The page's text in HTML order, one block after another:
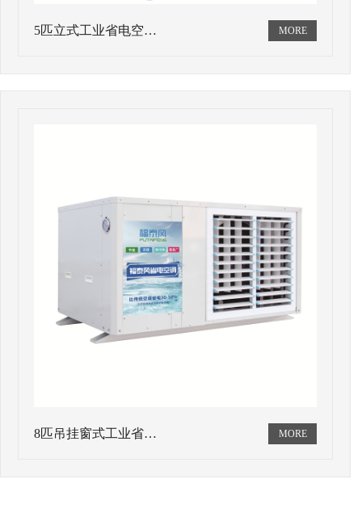
5匹立式工业省电空…
8匹吊挂窗式工业省…